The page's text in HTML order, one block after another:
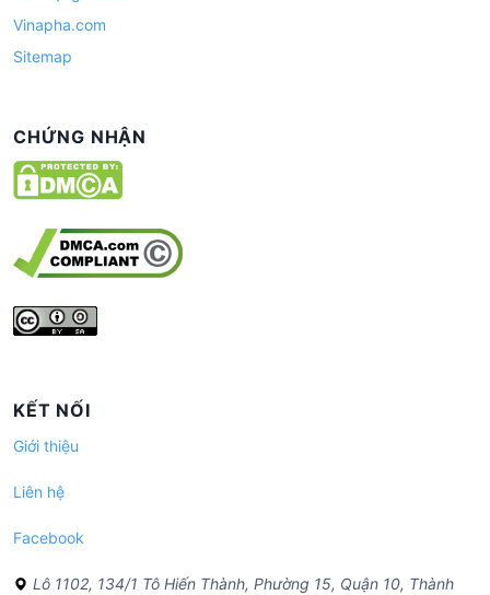
Vinapha.com
Sitemap
CHỨNG NHẬN
KẾT NỐI
Giới thiệu
Liên hệ
Facebook
Lô 1102, 134/1 Tô Hiến Thành, Phường 15, Quận 10, Thành